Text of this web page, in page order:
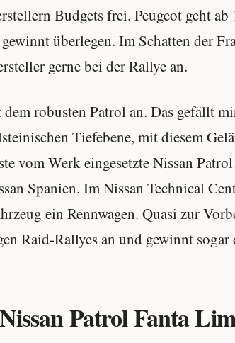
Budgets frei. Peugeot geht
überlegen. Im Schatten der
gerne bei der Rallye an.
robusten Patrol an. Das gefällt
Tiefebene, mit diesem
vom Werk eingesetzte Nissan
Spanien. Im Nissan Technical
ein Rennwagen. Quasi zur
Raid-Rallyes an und gewinnt
Patrol Fanta